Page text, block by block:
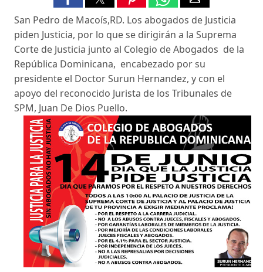
San Pedro de Macoís,RD. Los abogados de Justicia
piden Justicia, por lo que se dirigirán a la Suprema
Corte de Justicia junto al Colegio de Abogados de la
República Dominicana, encabezado por su
presidente el Doctor Surun Hernandez, y con el
apoyo del reconocido Jurista de los Tribunales de
SPM, Juan De Dios Puello.